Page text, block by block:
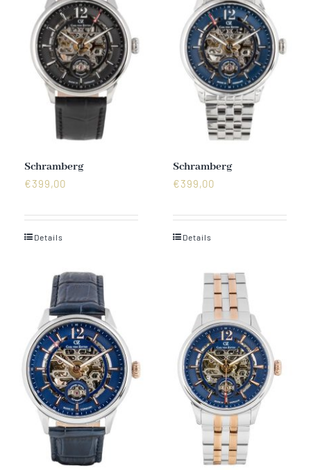
Tourbillons
Vertrag widerrufen
Schramberg
€399,00
Details
Schramberg
€399,00
Details